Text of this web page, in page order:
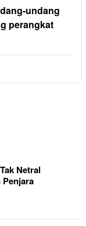
undang
perangkat
Netral
Penjara